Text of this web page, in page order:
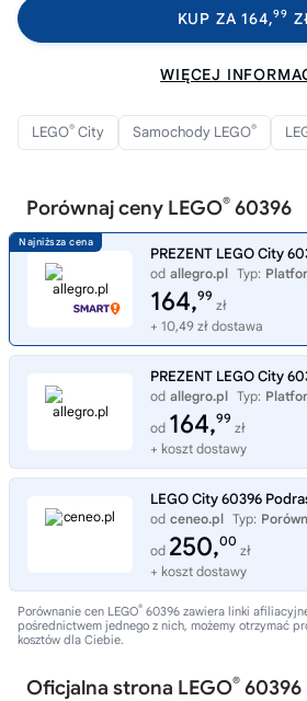
KUP ZA 164,99
WIĘCEJ
LEGO® City Samochody LEGO®
Porównaj ceny LEGO® 60396
od allegro.pl Typ:
164,99
zł
+ 10,49 zł dostawa
od allegro.pl Typ:
od 164,99
zł
+ koszt dostawy
od ceneo.pl Typ:
od 250,00
zł
+ koszt dostawy
Porównanie cen LEGO® 60396 zawiera linki
pośrednictwem jednego z nich, możemy otrzymać
kosztów dla Ciebie.
Oficjalna strona LEGO® 60396